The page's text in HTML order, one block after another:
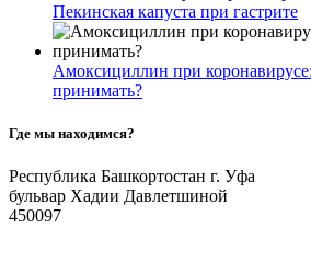
Пекинская капуста при гастрите
Амоксициллин при
принимать?
Где мы находимся?
Республика Башкортостан г. Уфа
бульвар Хадии Давлетшиной
450097